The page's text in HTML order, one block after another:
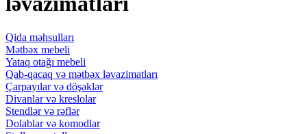
Qida məhsulları
Mətbəx mebeli
Yataq otağı mebeli
Qab-qacaq və mətbəx ləvazimatları
Çarpayılar və döşəklər
Divanlar və kreslolar
Stendlər və rəflər
Dolablar və komodlar